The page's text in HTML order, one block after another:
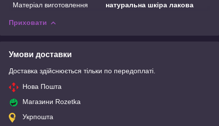
Матеріал виготовлення
натуральна шкіра лакова
Приховати
Умови доставки
Доставка здійснюється тільки по передоплаті.
Нова Пошта
Магазини Rozetka
Укрпошта